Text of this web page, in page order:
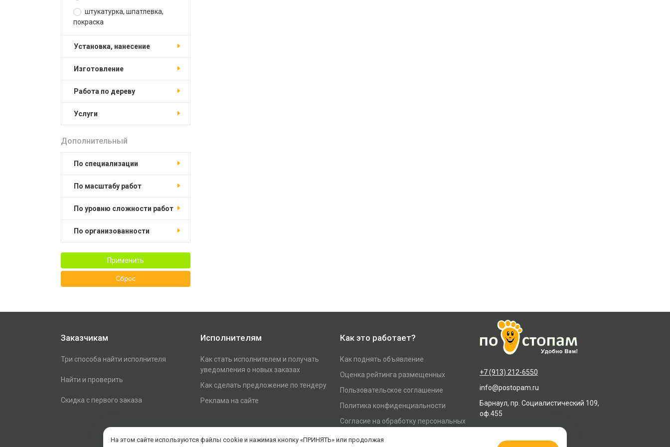
штукатурка, шпатлевка,
покраска
установка, нанесение
изготовление
работа по дереву
услуги
Дополнительный
по специализации
по масштабу работ
по уровню сложности работ
по организованности
Применить
Сброс
Заказчикам
Три способа найти исполнителя
Найти и проверить
Скидка с первого заказа
Исполнителям
Как стать исполнителем и получать
уведомления о новых заказах
Как сделать предложение по тендеру
Реклама на сайте
Как это работает?
Как поднять объявление
Оценка рейтинга размещенных
Пользовательское соглашение
Политика конфиденциальности
Согласие на обработку персональных
+7 (913) 212-6550
info@postopam.ru
Барнаул, пр. Социалистический 109,
оф.455
На этом сайте используются файлы cookie и нажимая кнопку «ПРИНЯТЬ» или продолжая